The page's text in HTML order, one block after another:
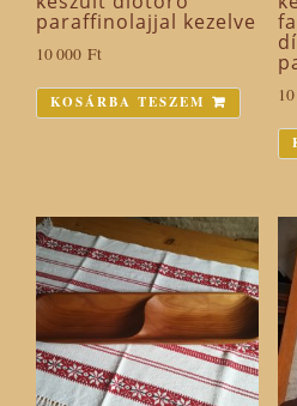
paraffinolajjal kezelve
10 000 Ft
KOSÁRBA TESZEM